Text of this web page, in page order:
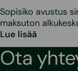
Sopisiko avustus
maksuton
Lue lisää
Ota